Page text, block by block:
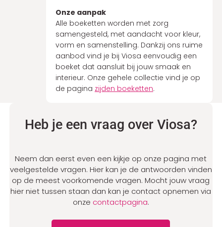
Onze aanpak
Alle boeketten worden met zorg
samengesteld, met aandacht voor kleur,
vorm en samenstelling. Dankzij ons ruime
aanbod vind je bij Viosa eenvoudig een
boeket dat aansluit bij jouw smaak en
interieur. Onze gehele collectie vind je op
de pagina zijden boeketten.
Heb je een vraag over Viosa?
Neem dan eerst even een kijkje op onze pagina met
veelgestelde vragen. Hier kan je de antwoorden vinden
op de meest voorkomende vragen. Mocht jouw vraag
hier niet tussen staan dan kan je contact opnemen via
onze contactpagina.